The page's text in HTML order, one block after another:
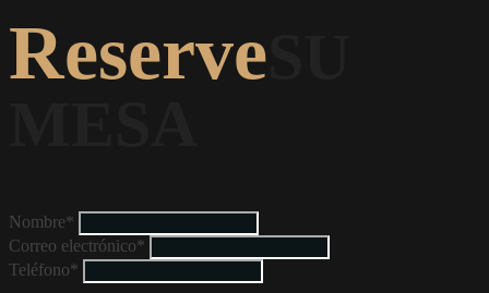
Reserve
Nombre*
Correo electrónico*
Teléfono*